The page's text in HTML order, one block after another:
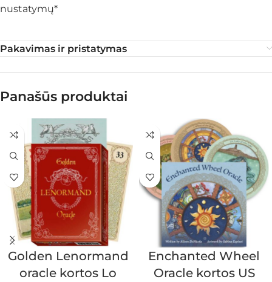
nustatymų*
Pakavimas ir pristatymas
Panašūs produktai
Golden Lenormand
oracle kortos Lo
Enchanted Wheel
Oracle kortos US